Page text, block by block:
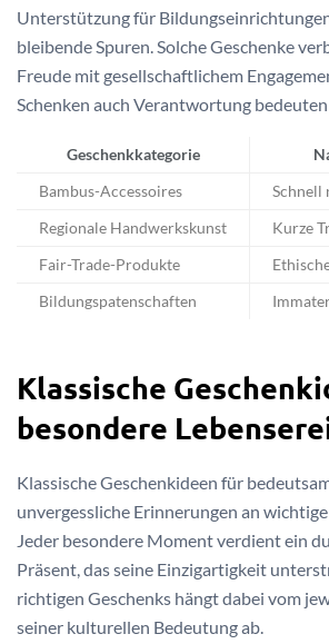
Unterstützung für
bleibende Spuren. Solche Geschenke
Freude mit gesellschaftlichem
Schenken auch Verantwortung bedeuten
Geschenkkategorie
Bambus-Accessoires Schnell
Regionale Handwerkskunst Kurze
Fair-Trade-Produkte
Bildungspatenschaften
Klassische
besondere
Klassische Geschenkideen für
unvergessliche Erinnerungen an
Jeder besondere Moment verdient ein
Präsent, das seine Einzigartigkeit
richtigen Geschenks hängt dabei vom
seiner kulturellen Bedeutung ab.